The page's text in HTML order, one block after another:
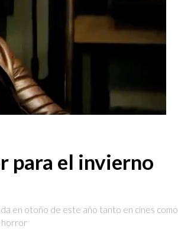
para el invierno
en otoño de este año tanto en cines como
horror